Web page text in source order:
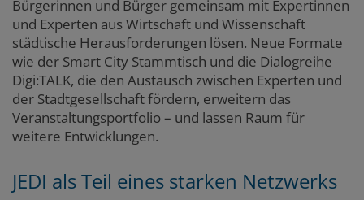
Bürgerinnen und Bürger gemeinsam mit Expertinnen
und Experten aus Wirtschaft und Wissenschaft
städtische Herausforderungen lösen. Neue Formate
wie der Smart City Stammtisch und die Dialogreihe
Digi:TALK, die den Austausch zwischen Experten und
der Stadtgesellschaft fördern, erweitern das
Veranstaltungsportfolio – und lassen Raum für
weitere Entwicklungen.
JEDI als Teil eines starken Netzwerks